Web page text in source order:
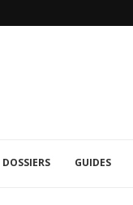
DOSSIERS GUIDES